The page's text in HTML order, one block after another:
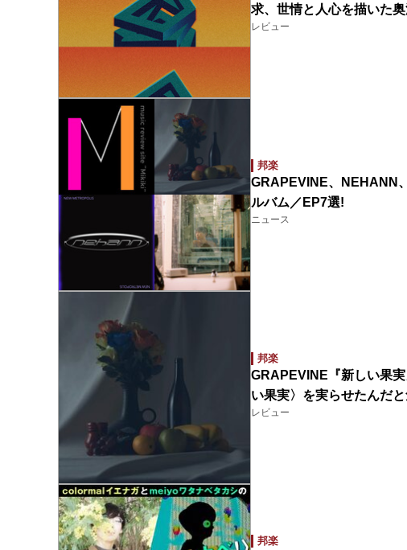
求、世情と人心を描いた
レビュー
邦楽
GRAPEVINE、NEHANN
ルバム／EP7選!
ニュース
邦楽
GRAPEVINE『新しい果
い果実〉を実らせたんだと
レビュー
邦楽